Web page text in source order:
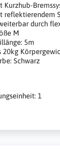
Kurzhub-
reflektierendem
durch
M
5m
20kg
Schwarz
1